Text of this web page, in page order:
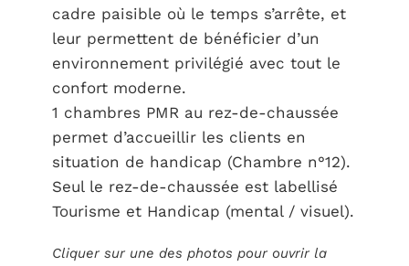
cadre paisible où le temps s’arrête, et
leur permettent de bénéficier d’un
environnement privilégié avec tout le
confort moderne.
1 chambres PMR au rez-de-chaussée
permet d’accueillir les clients en
situation de handicap (Chambre n°12).
Seul le rez-de-chaussée est labellisé
Tourisme et Handicap (mental / visuel).
Cliquer sur une des photos pour ouvrir la